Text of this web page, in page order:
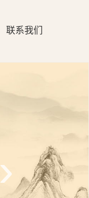
联系我们
›